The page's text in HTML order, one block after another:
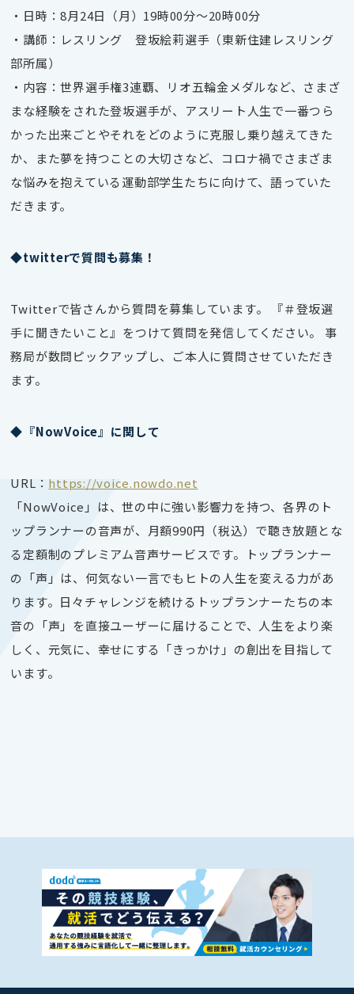
・日時：8月24日（月）19時00分～20時00分
・講師：レスリング 登坂絵莉選手（東新住建レスリング
部所属）
・内容：世界選手権3連覇、リオ五輪金メダルなど、さまざ
まな経験をされた登坂選手が、アスリート人生で一番つら
かった出来ごとやそれをどのように克服し乗り越えてきた
か、また夢を持つことの大切さなど、コロナ禍でさまざま
な悩みを抱えている運動部学生たちに向けて、語っていた
だきます。
◆twitterで質問も募集！
Twitterで皆さんから質問を募集しています。 『＃登坂選
手に聞きたいこと』をつけて質問を発信してください。 事
務局が数問ピックアップし、ご本人に質問させていただき
ます。
◆『NowVoice』に関して
URL ： https://voice.nowdo.net
「NowVoice 」は、世の中に強い影響力を持つ、各界のト
ップランナーの音声が、月額990円（税込）で聴き放題とな
る定額制のプレミアム音声サービスです。トップランナー
の「声」は、何気ない一言でもヒトの人生を変える力があ
ります。日々チャレンジを続けるトップランナーたちの本
音の「声」を直接ユーザーに届けることで、人生をより楽
しく、元気に、幸せにする「きっかけ」の創出を目指して
います。